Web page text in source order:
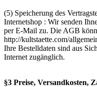
(5) Speicherung des
Internetshop : Wir senden
per E-Mail zu. Die AGB
http://kultstaette.com/
Ihre Bestelldaten sind aus
Internet zugänglich.
§3 Preise, Versandkosten,